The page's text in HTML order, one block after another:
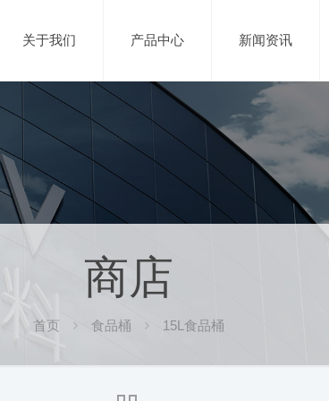
关于我们 产品中心 新闻资讯
商店
首页 食品桶 15L食品桶